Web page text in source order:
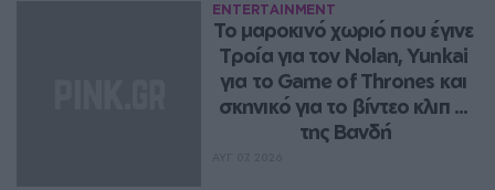
ENTERTAINMENT
Το μαροκινό χωριό που έγινε
Τροία για τον Nolan, Yunkai
για το Game of Thrones και
σκηνικό για το βίντεο κλιπ ...
της Βανδή